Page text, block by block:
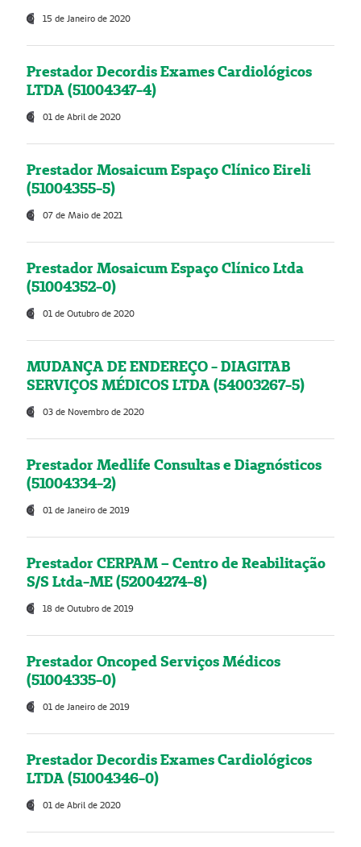
15 de Janeiro de 2020
Prestador Decordis Exames Cardiológicos
LTDA (51004347-4)
01 de Abril de 2020
Prestador Mosaicum Espaço Clínico Eireli
(51004355-5)
07 de Maio de 2021
Prestador Mosaicum Espaço Clínico Ltda
(51004352-0)
01 de Outubro de 2020
MUDANÇA DE ENDEREÇO - DIAGITAB
SERVIÇOS MÉDICOS LTDA (54003267-5)
03 de Novembro de 2020
Prestador Medlife Consultas e Diagnósticos
(51004334-2)
01 de Janeiro de 2019
Prestador CERPAM – Centro de Reabilitação
S/S Ltda-ME (52004274-8)
18 de Outubro de 2019
Prestador Oncoped Serviços Médicos
(51004335-0)
01 de Janeiro de 2019
Prestador Decordis Exames Cardiológicos
LTDA (51004346-0)
01 de Abril de 2020